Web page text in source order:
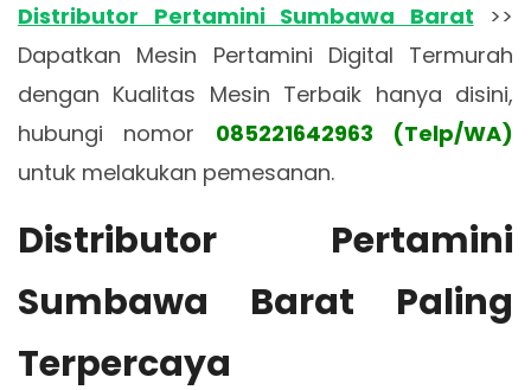
Distributor Pertamini Sumbawa Barat >>
Dapatkan Mesin Pertamini Digital Termurah
dengan Kualitas Mesin Terbaik hanya disini,
hubungi nomor 085221642963 (Telp/WA)
untuk melakukan pemesanan.
Distributor Pertamini
Sumbawa Barat Paling
Terpercaya